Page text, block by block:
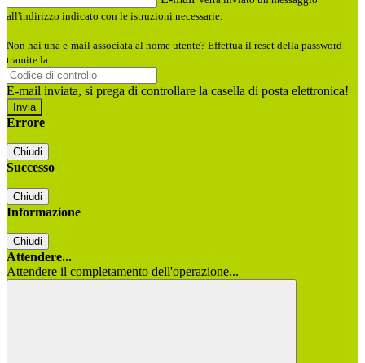
all'indirizzo indicato con le istruzioni necessarie.
Non hai una e-mail associata al nome utente? Effettua il reset della password
tramite la
E-mail inviata, si prega di controllare la casella di posta elettronica!
Errore
Chiudi
Successo
Chiudi
Informazione
Chiudi
Attendere...
Attendere il completamento dell'operazione...